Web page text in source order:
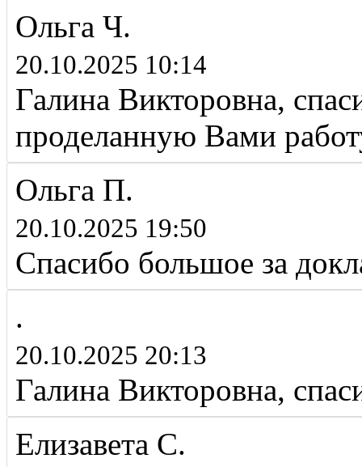
Ольга Ч.
20.10.2025 10:14
Галина Викторовна,
проделанную Вами
Ольга П.
20.10.2025 19:50
Спасибо большое за
.
20.10.2025 20:13
Галина Викторовна,
Елизавета С.